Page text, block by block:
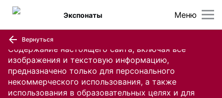
Содержание настоящего сайта, включая все
изображения и текстовую информацию,
предназначено только для персонального
некоммерческого использования, а также
использования в образовательных целях и для
Меню
Экспонаты
Вернуться